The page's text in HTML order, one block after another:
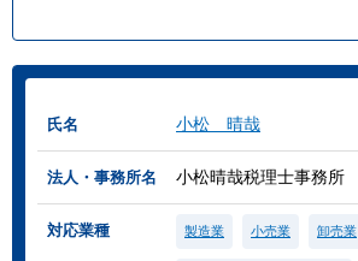
氏名 小松 晴哉
法人・事務所名 小松晴哉税理士事務所
対応業種 製造業 小売業 卸売業